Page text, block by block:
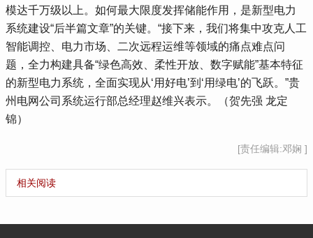
模达千万级以上。如何最大限度发挥储能作用，是新型电力
系统建设“后半篇文章”的关键。“接下来，我们将集中攻克人工
智能调控、电力市场、二次远程运维等领域的痛点难点问
题，全力构建具备“绿色高效、柔性开放、数字赋能”基本特征
的新型电力系统，全面实现从‘用好电’到‘用绿电’的飞跃。”贵
州电网公司系统运行部总经理赵维兴表示。（贺先强 龙定
锦）
[责任编辑:邓娴 ]
相关阅读